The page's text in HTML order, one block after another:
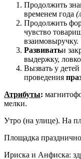
Продолжить
временем года
Продолжить
чувство
взаимовыручку.
Развиватьи
выдержку,
Вызвать у
проведения
Атрибуты:
мелки.
Утро (на улице). На
Площадка
Ириска и Анфиска: